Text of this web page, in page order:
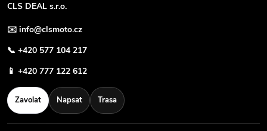
CLS DEAL s.r.o.
✉️ info@clsmoto.cz
📞 +420 577 104 217
📱 +420 777 122 612
Zavolat Napsat Trasa